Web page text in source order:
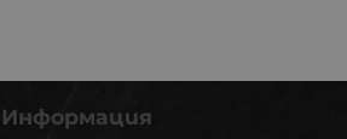
Информация